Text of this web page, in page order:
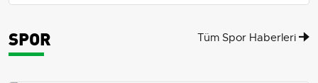
SPOR Tüm Spor Haberleri